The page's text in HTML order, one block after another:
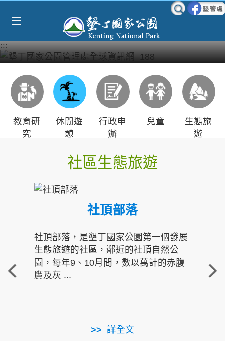
:::
教育研
究
休閒遊
憩
行政申
辦
兒童
生態旅
遊
社區生態旅遊
社頂部落
社頂部落，是墾丁國家公園第一個發展
生態旅遊的社區，鄰近的社頂自然公
園，每年9、10月間，數以萬計的赤腹
鷹及灰 ...
詳全文
重
走進